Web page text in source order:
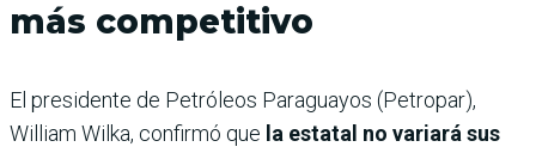
más competitivo
El presidente de Petróleos Paraguayos (Petropar),
William Wilka, confirmó que la estatal no variará sus